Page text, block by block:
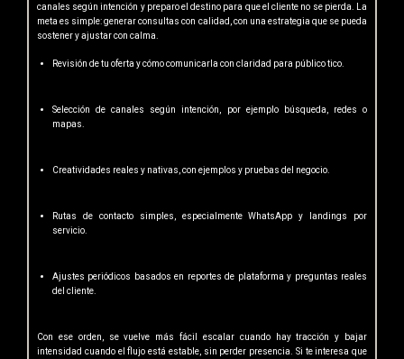
canales según intención y preparo el destino para que el cliente no se pierda. La
meta es simple: generar consultas con calidad, con una estrategia que se pueda
sostener y ajustar con calma.
Revisión de tu oferta y cómo comunicarla con claridad para público tico.
Selección de canales según intención, por ejemplo búsqueda, redes o
mapas.
Creatividades reales y nativas, con ejemplos y pruebas del negocio.
Rutas de contacto simples, especialmente WhatsApp y landings por
servicio.
Ajustes periódicos basados en reportes de plataforma y preguntas reales
del cliente.
Con ese orden, se vuelve más fácil escalar cuando hay tracción y bajar
intensidad cuando el flujo está estable, sin perder presencia. Si te interesa que